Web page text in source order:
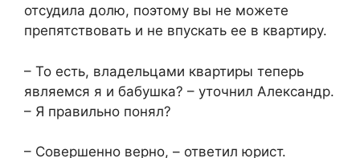
отсудила долю, поэтому вы не можете
препятствовать и не впускать ее в квартиру.
– То есть, владельцами квартиры теперь
являемся я и бабушка? – уточнил Александр.
– Я правильно понял?
– Совершенно верно, – ответил юрист.